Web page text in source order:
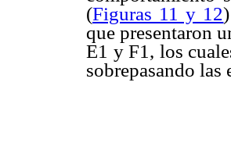
(Figuras 11 y 12
que presentaron
E1 y F1, los
sobrepasando las